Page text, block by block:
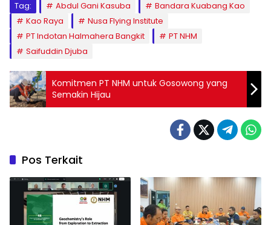
Tag: Abdul Gani Kasuba
Bandara Kuabang Kao
Kao Raya
Nusa Flying Institute
PT Indotan Halmahera Bangkit
PT NHM
Saifuddin Djuba
Komitmen PT NHM untuk Gosowong yang
Semakin Hijau
Pos Terkait